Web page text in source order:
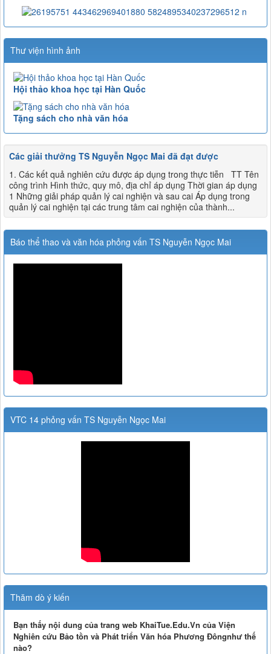
Thư viện hình ảnh
Hội thảo khoa học tại Hàn Quốc
Tặng sách cho nhà văn hóa
Các giải thưởng TS Nguyễn Ngọc Mai đã đạt được
1. Các kết quả nghiên cứu được áp dụng trong thực tiễn TT Tên
công trình Hình thức, quy mô, địa chỉ áp dụng Thời gian áp dụng
1 Những giải pháp quản lý cai nghiện và sau cai Áp dụng trong
quản lý cai nghiện tại các trung tâm cai nghiện của thành...
Báo thể thao và văn hóa phỏng vấn TS Nguyễn Ngọc Mai
VTC 14 phỏng vấn TS Nguyễn Ngọc Mai
Thăm dò ý kiến
Bạn thấy nội dung của trang web KhaiTue.Edu.Vn của Viện
Nghiên cứu Bảo tồn và Phát triển Văn hóa Phương Đôngnhư thế
nào?